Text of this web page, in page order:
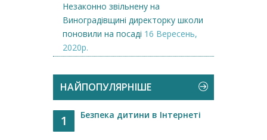
Незаконно звільнену на
Виноградівщині директорку школи
поновили на посаді 16 Вересень,
2020р.
НАЙПОПУЛЯРНІШЕ
1 Безпека дитини в Інтернеті